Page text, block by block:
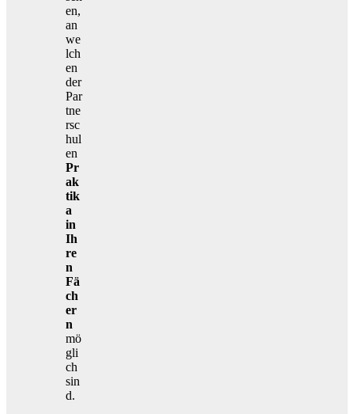
en,
an
we
lch
en
der
Par
tne
rsc
hul
en
Pr
ak
tik
a
in
Ih
re
n
Fä
ch
er
n
mö
gli
ch
sin
d.